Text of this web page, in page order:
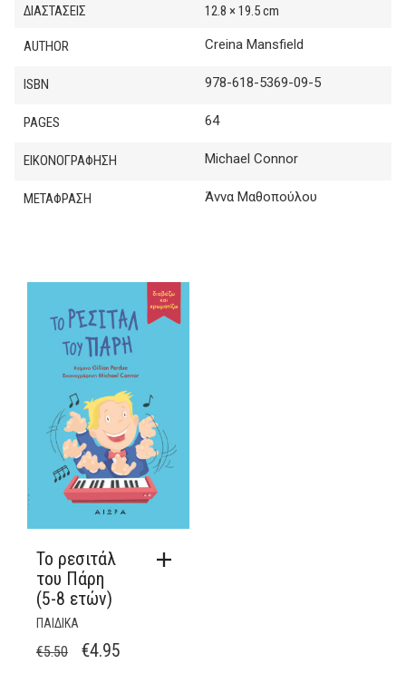
ΔΙΑΣΤΆΣΕΙΣ 12.8 × 19.5 cm
AUTHOR Creina Mansfield
ISBN 978-618-5369-09-5
PAGES 64
ΕΙΚΟΝΟΓΡΑΦΗΣΗ Michael Connor
ΜΕΤΑΦΡΑΣΗ Άννα Μαθοπούλου
Το ρεσιτάλ
του Πάρη
(5-8 ετών)
ΠΑΙΔΙΚΑ
€5.50
ORIGINAL
€4.95